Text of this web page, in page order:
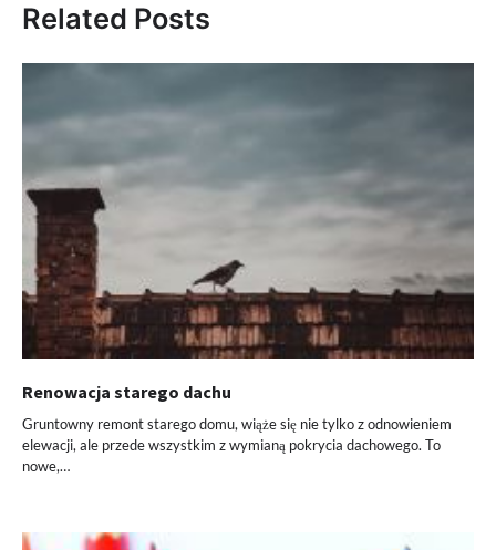
Related Posts
Renowacja starego dachu
Gruntowny remont starego domu, wiąże się nie tylko z odnowieniem
elewacji, ale przede wszystkim z wymianą pokrycia dachowego. To
nowe,…